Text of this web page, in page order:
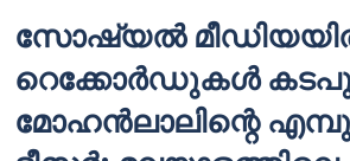
സോഷ്യൽ
റെക്കോർഡുകൾ
മോഹൻലാലിന്റെ